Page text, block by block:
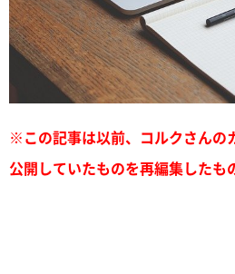
※この記事は以前、コルクさんの
公開していたものを再編集したも